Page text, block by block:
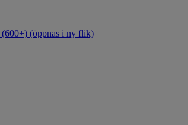
(600+) (öppnas i ny flik)